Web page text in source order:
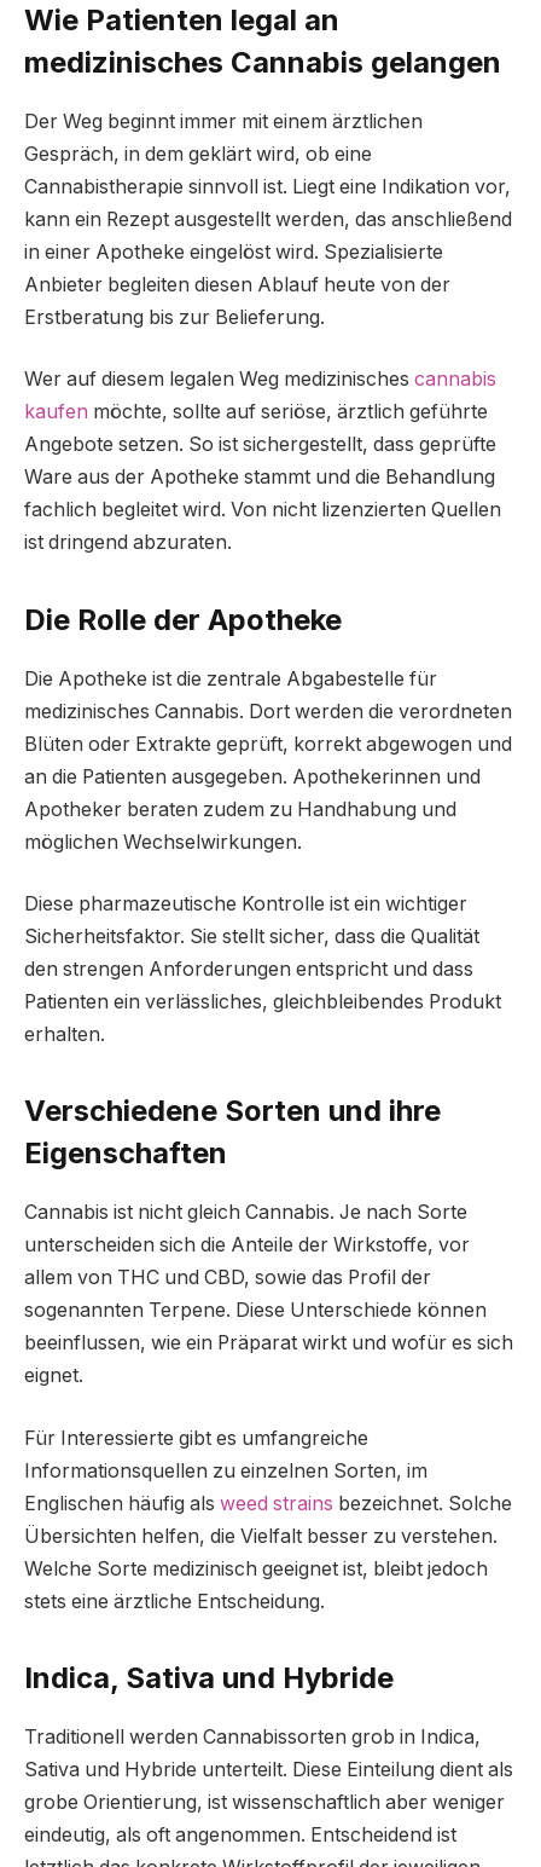
Wie Patienten legal an
medizinisches Cannabis gelangen
Der Weg beginnt immer mit einem ärztlichen
Gespräch, in dem geklärt wird, ob eine
Cannabistherapie sinnvoll ist. Liegt eine Indikation vor,
kann ein Rezept ausgestellt werden, das anschließend
in einer Apotheke eingelöst wird. Spezialisierte
Anbieter begleiten diesen Ablauf heute von der
Erstberatung bis zur Belieferung.
Wer auf diesem legalen Weg medizinisches cannabis
kaufen möchte, sollte auf seriöse, ärztlich geführte
Angebote setzen. So ist sichergestellt, dass geprüfte
Ware aus der Apotheke stammt und die Behandlung
fachlich begleitet wird. Von nicht lizenzierten Quellen
ist dringend abzuraten.
Die Rolle der Apotheke
Die Apotheke ist die zentrale Abgabestelle für
medizinisches Cannabis. Dort werden die verordneten
Blüten oder Extrakte geprüft, korrekt abgewogen und
an die Patienten ausgegeben. Apothekerinnen und
Apotheker beraten zudem zu Handhabung und
möglichen Wechselwirkungen.
Diese pharmazeutische Kontrolle ist ein wichtiger
Sicherheitsfaktor. Sie stellt sicher, dass die Qualität
den strengen Anforderungen entspricht und dass
Patienten ein verlässliches, gleichbleibendes Produkt
erhalten.
Verschiedene Sorten und ihre
Eigenschaften
Cannabis ist nicht gleich Cannabis. Je nach Sorte
unterscheiden sich die Anteile der Wirkstoffe, vor
allem von THC und CBD, sowie das Profil der
sogenannten Terpene. Diese Unterschiede können
beeinflussen, wie ein Präparat wirkt und wofür es sich
eignet.
Für Interessierte gibt es umfangreiche
Informationsquellen zu einzelnen Sorten, im
Englischen häufig als weed strains bezeichnet. Solche
Übersichten helfen, die Vielfalt besser zu verstehen.
Welche Sorte medizinisch geeignet ist, bleibt jedoch
stets eine ärztliche Entscheidung.
Indica, Sativa und Hybride
Traditionell werden Cannabissorten grob in Indica,
Sativa und Hybride unterteilt. Diese Einteilung dient als
grobe Orientierung, ist wissenschaftlich aber weniger
eindeutig, als oft angenommen. Entscheidend ist